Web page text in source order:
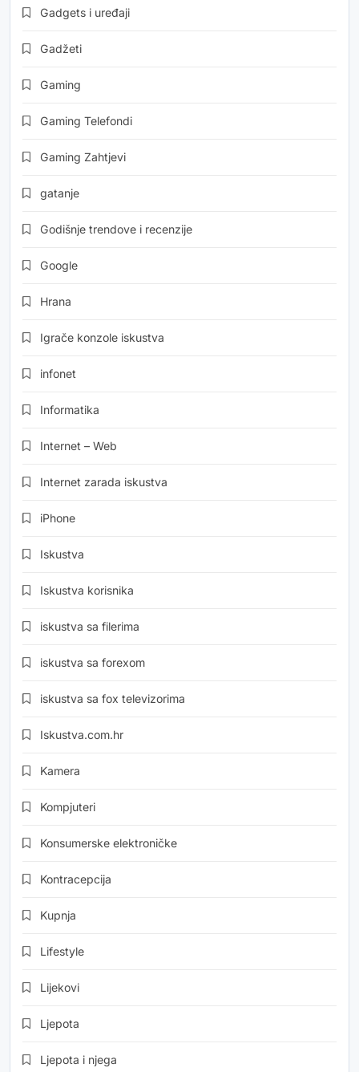
Gadgets i uređaji
Gadžeti
Gaming
Gaming Telefondi
Gaming Zahtjevi
gatanje
Godišnje trendove i recenzije
Google
Hrana
Igrače konzole iskustva
infonet
Informatika
Internet – Web
Internet zarada iskustva
iPhone
Iskustva
Iskustva korisnika
iskustva sa filerima
iskustva sa forexom
iskustva sa fox televizorima
Iskustva.com.hr
Kamera
Kompjuteri
Konsumerske elektroničke
Kontracepcija
Kupnja
Lifestyle
Lijekovi
Ljepota
Ljepota i njega